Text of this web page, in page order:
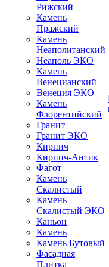
Рижский
Камень
Пражский
Камень
Неаполитанский
Неаполь ЭКО
Камень
Венецианский
Венеция ЭКО
Камень
Флорентийский
Гранит
Гранит ЭКО
Кирпич
Кирпич-Антик
Фагот
Камень
Скалистый
Камень
Скалистый ЭКО
Каньон
Камень
Камень Бутовый
Фасадная
Плитка